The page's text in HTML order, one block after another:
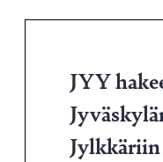
JYY
Jylkkäriin